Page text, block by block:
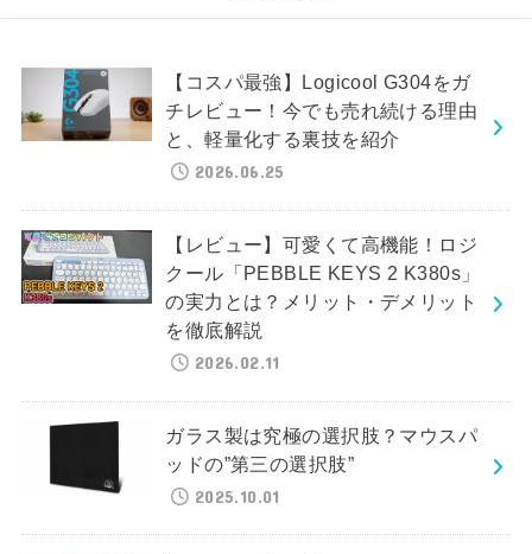
【コスパ最強】Logicool G304をガ
チレビュー！今でも売れ続ける理由
と、軽量化する裏技を紹介
2026.06.25
【レビュー】可愛くて高機能！ロジ
クール「PEBBLE KEYS 2 K380s」
の実力とは？メリット・デメリット
を徹底解説
2026.02.11
ガラス製は究極の選択肢？マウスパ
ッドの”第三の選択肢”
2025.10.01